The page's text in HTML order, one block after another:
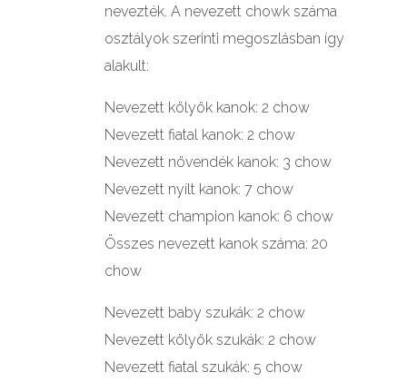
nevezték. A nevezett chowk száma
osztályok szerinti megoszlásban így
alakult:
Nevezett kölyök kanok: 2 chow
Nevezett fiatal kanok: 2 chow
Nevezett növendék kanok: 3 chow
Nevezett nyílt kanok: 7 chow
Nevezett champion kanok: 6 chow
Összes nevezett kanok száma: 20
chow
Nevezett baby szukák: 2 chow
Nevezett kölyök szukák: 2 chow
Nevezett fiatal szukák: 5 chow